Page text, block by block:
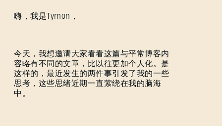
嗨，我是Tymon，
今天，我想邀请大家看看这篇与平常博客内
容略有不同的文章，比以往更加个人化。是
这样的，最近发生的两件事引发了我的一些
思考，这些思绪近期一直萦绕在我的脑海
中。